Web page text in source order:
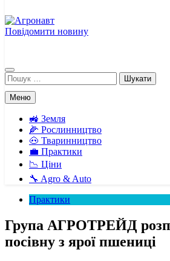
Повідомити новину
Пошук:
Меню
🚜 Земля
🌽 Рослинництво
🐽 Тваринництво
💼 Практики
📉 Ціни
🔧 Agro & Auto
Практики
Група АГРОТРЕЙД
посівну з ярої пшениці